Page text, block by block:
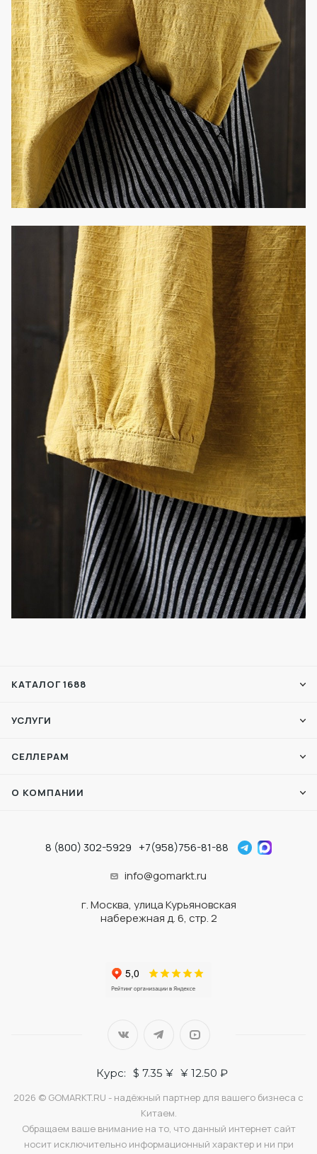
КАТАЛОГ 1688
УСЛУГИ
СЕЛЛЕРАМ
О КОМПАНИИ
8 (800) 302-5929 +7(958)756-81-88
info@gomarkt.ru
г. Москва, улица Курьяновская
набережная д. 6, стр. 2
Курс: $ 7.35 ¥ ¥ 12.50 ₽
2026 © GOMARKT.RU - надёжный партнер для вашего бизнеса с
Китаем.
Обращаем ваше внимание на то, что данный интернет сайт
носит исключительно информационный характер и ни при